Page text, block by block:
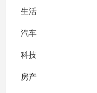
生活
汽车
科技
房产